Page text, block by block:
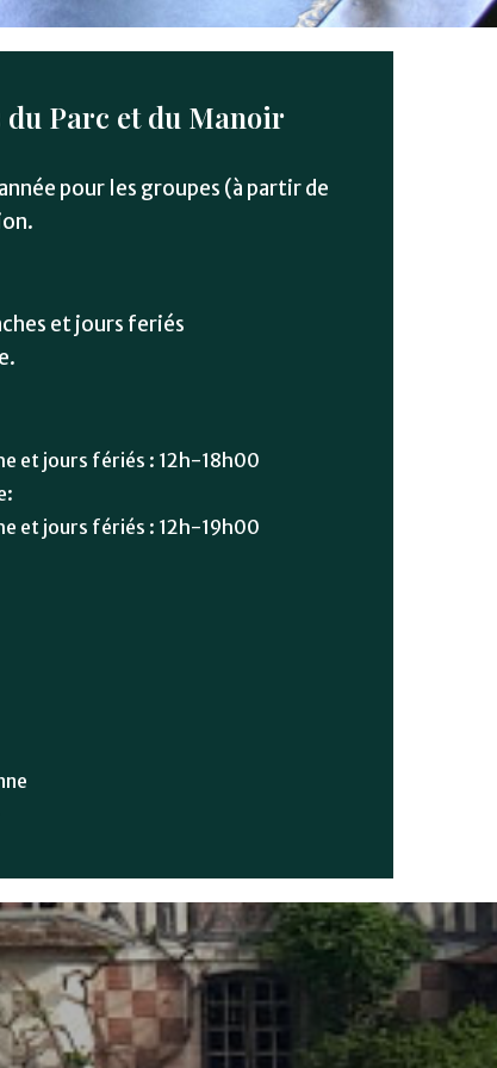
Parc et du Manoir
pour les groupes (à partir de
et jours feriés
et jours fériés : 12h-18h00
et jours fériés : 12h-19h00